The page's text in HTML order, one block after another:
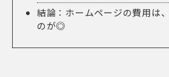
結論：ホームページの費用は
のが◎